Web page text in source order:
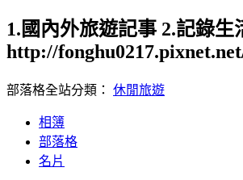
1.國內外旅遊記事 2.記錄
http://
部落格全站分類： 休閒旅遊
相簿
部落格
名片